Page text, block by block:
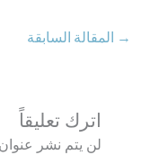
→ المقالة السابقة
اترك تعليقاً
لن يتم نشر